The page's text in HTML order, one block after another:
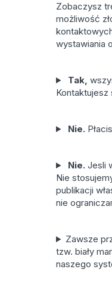
Zobaczysz
możliwość
wystawiania
Tak,
Nie.
Nie. Jesli
Nie
publikacji
nie
Zawsze
tzw. biały
naszego